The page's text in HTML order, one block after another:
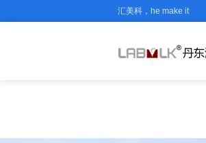
汇美科，he make it